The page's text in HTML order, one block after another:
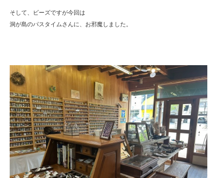
そして、ビーズですが今回は
洞が島のパスタイムさんに、お邪魔しました。